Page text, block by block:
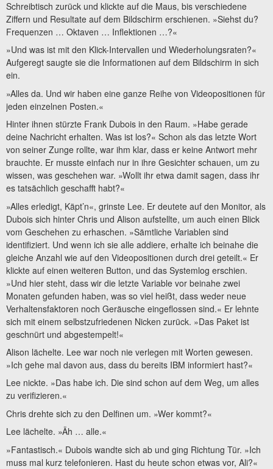
Schreibtisch zurück und klickte auf die Maus, bis verschiedene
Ziffern und Resultate auf dem Bildschirm erschienen. »Siehst du?
Frequenzen … Oktaven … Inflektionen …?«
»Und was ist mit den Klick-Intervallen und Wiederholungsraten?«
Aufgeregt saugte sie die Informationen auf dem Bildschirm in sich
ein.
»Alles da. Und wir haben eine ganze Reihe von Videopositionen für
jeden einzelnen Posten.«
Hinter ihnen stürzte Frank Dubois in den Raum. »Habe gerade
deine Nachricht erhalten. Was ist los?« Schon als das letzte Wort
von seiner Zunge rollte, war ihm klar, dass er keine Antwort mehr
brauchte. Er musste einfach nur in ihre Gesichter schauen, um zu
wissen, was geschehen war. »Wollt ihr etwa damit sagen, dass ihr
es tatsächlich geschafft habt?«
»Alles erledigt, Käpt’n«, grinste Lee. Er deutete auf den Monitor, als
Dubois sich hinter Chris und Alison aufstellte, um auch einen Blick
vom Geschehen zu erhaschen. »Sämtliche Variablen sind
identifiziert. Und wenn ich sie alle addiere, erhalte ich beinahe die
gleiche Anzahl wie auf den Videopositionen durch drei geteilt.« Er
klickte auf einen weiteren Button, und das Systemlog erschien.
»Und hier steht, dass wir die letzte Variable vor beinahe zwei
Monaten gefunden haben, was so viel heißt, dass weder neue
Verhaltensfaktoren noch Geräusche eingeflossen sind.« Er lehnte
sich mit einem selbstzufriedenen Nicken zurück. »Das Paket ist
geschnürt und abgestempelt!«
Alison lächelte. Lee war noch nie verlegen mit Worten gewesen.
»Ich gehe mal davon aus, dass du bereits IBM informiert hast?«
Lee nickte. »Das habe ich. Die sind schon auf dem Weg, um alles
zu verifizieren.«
Chris drehte sich zu den Delfinen um. »Wer kommt?«
Lee lächelte. »Äh … alle.«
»Fantastisch.« Dubois wandte sich ab und ging Richtung Tür. »Ich
muss mal kurz telefonieren. Hast du heute schon etwas vor, Ali?«